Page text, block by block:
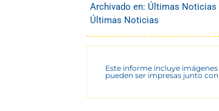
Archivado en: Últimas Noticias
Últimas Noticias
Este informe incluye
pueden ser impresas junto